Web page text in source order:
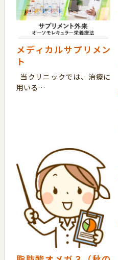
メディカルサプリメン
ト
当クリニックでは、治療に
用いる…